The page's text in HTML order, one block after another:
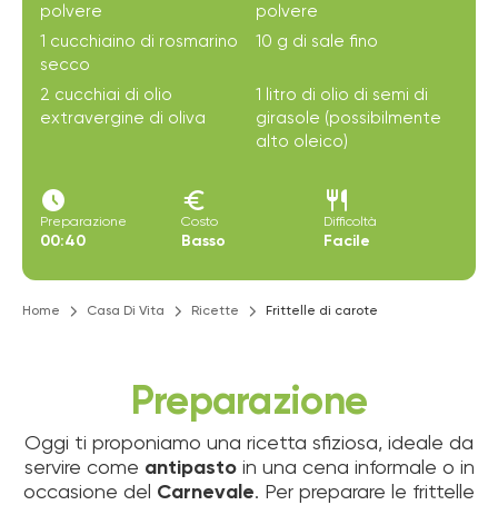
polvere
polvere
1 cucchiaino di rosmarino
secco
10 g di sale fino
2 cucchiai di olio
extravergine di oliva
1 litro di olio di semi di
girasole (possibilmente
alto oleico)
access_time_filled
Preparazione
00:40
euro
Costo
Basso
restaurant
Difficoltà
Facile
Home Casa Di Vita Ricette Frittelle di carote
Preparazione
Oggi ti proponiamo una ricetta sfiziosa, ideale da
servire come antipastoin una cena informale o in
occasione del Carnevale. Per preparare le frittelle